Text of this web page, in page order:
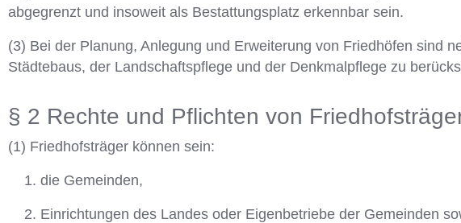
abgegrenzt und insoweit als Bestattungsplatz erkennbar sein.
(3) Bei der Planung, Anlegung und Erweiterung von Friedhöfen sind
Städtebaus, der Landschaftspflege und der Denkmalpflege zu
§ 2 Rechte und Pflichten von
(1) Friedhofsträger können sein:
die Gemeinden,
Einrichtungen des Landes oder Eigenbetriebe der Gemeinden